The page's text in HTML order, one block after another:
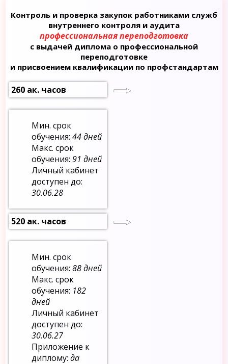
Контроль и проверка закупок работниками служб
внутреннего контроля и аудита
профессиональная переподготовка
с выдачей диплома о профессиональной
переподготовке
и присвоением квалификации по профстандартам
260 ак. часов
Мин. срок
обучения:44 дней
Макс. срок
обучения:91 дней
Личный кабинет
доступен до:
30.06.28
520 ак. часов
Мин. срок
обучения:88 дней
Макс. срок
обучения: 182
дней
Личный кабинет
доступен до:
30.06.27
Приложение к
диплому:да